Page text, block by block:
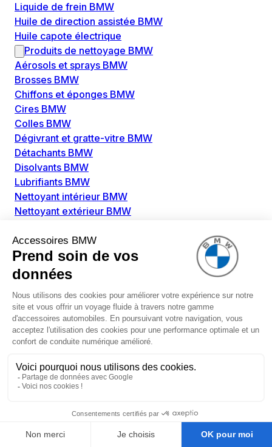
Liquide de frein BMW
Huile de direction assistée BMW
Huile capote électrique
Produits de nettoyage BMW
Aérosols et sprays BMW
Brosses BMW
Chiffons et éponges BMW
Cires BMW
Colles BMW
Dégivrant et gratte-vitre BMW
Détachants BMW
Disolvants BMW
Lubrifiants BMW
Nettoyant intérieur BMW
Nettoyant extérieur BMW
Alimentation Carburant BMW
Boitier papillon BMW
Faisceau de câble pour réservoir avec pompe
Injecteur BMW
Pompe à carburant BMW
Pompe diesel BMW
Allumage / Préchauffage BMW
Boitier de préchauffage BMW
Bougie de préchauffage BMW
Amortisseurs BMW
Amortisseur de vibrations BMW